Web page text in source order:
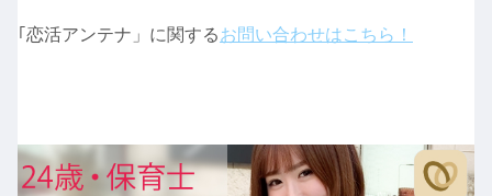
｢恋活アンテナ」に関するお問い合わせはこちら！